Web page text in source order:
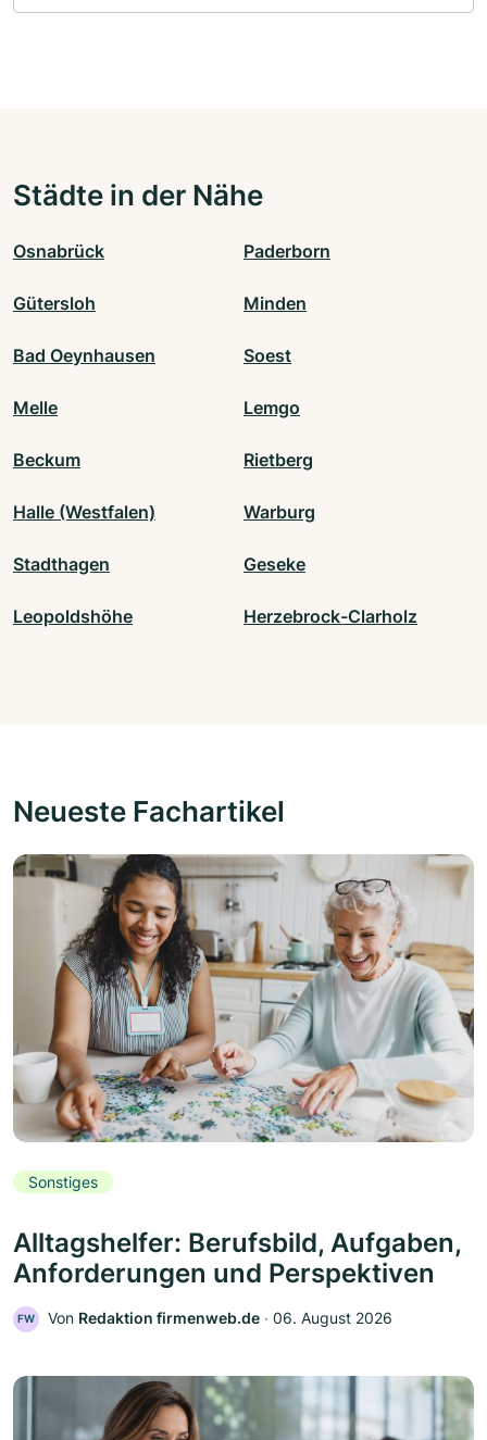
Städte in der Nähe
Osnabrück Paderborn
Gütersloh Minden
Bad Oeynhausen Soest
Melle Lemgo
Beckum Rietberg
Halle (Westfalen) Warburg
Stadthagen Geseke
Leopoldshöhe Herzebrock-Clarholz
Neueste Fachartikel
Sonstiges
Alltagshelfer: Berufsbild, Aufgaben,
Anforderungen und Perspektiven
FW Von Redaktion firmenweb.de ‧ 06. August 2026